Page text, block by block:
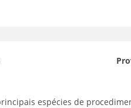
espécies de